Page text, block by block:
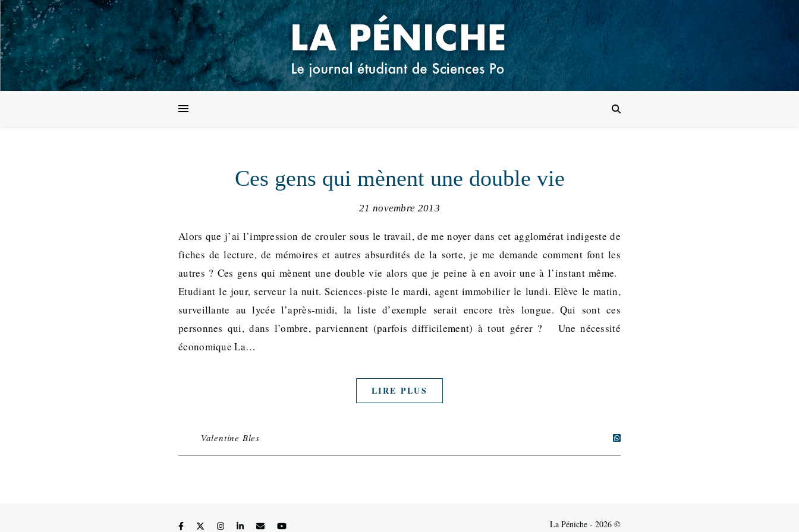
Ces gens qui mènent une double vie
21 novembre 2013
Alors que j’ai l’impression de crouler sous le travail, de me noyer dans cet agglomérat indigeste de
fiches de lecture, de mémoires et autres absurdités de la sorte, je me demande comment font les
autres ? Ces gens qui mènent une double vie alors que je peine à en avoir une à l’instant même.
Etudiant le jour, serveur la nuit. Sciences-piste le mardi, agent immobilier le lundi. Elève le matin,
surveillante au lycée l’après-midi, la liste d’exemple serait encore très longue. Qui sont ces
personnes qui, dans l’ombre, parviennent (parfois difficilement) à tout gérer ? Une nécessité
économique La…
LIRE PLUS
Valentine Bles
La Péniche - 2026 ©